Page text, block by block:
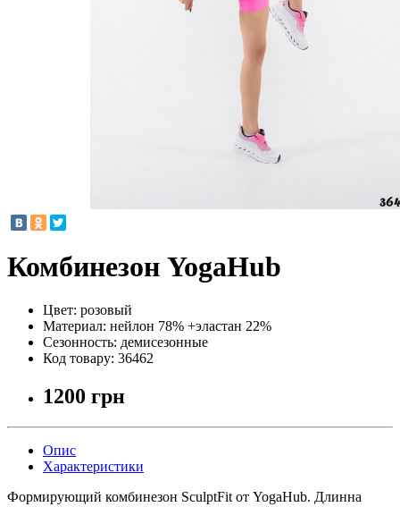
Комбинезон YogaHub
Цвет: розовый
Материал: нейлон 78% +эластан 22%
Сезонность: демисезонные
Код товару: 36462
1200 грн
Опис
Характеристики
Формирующий комбинезон SculptFit от YogaHub. Длинна